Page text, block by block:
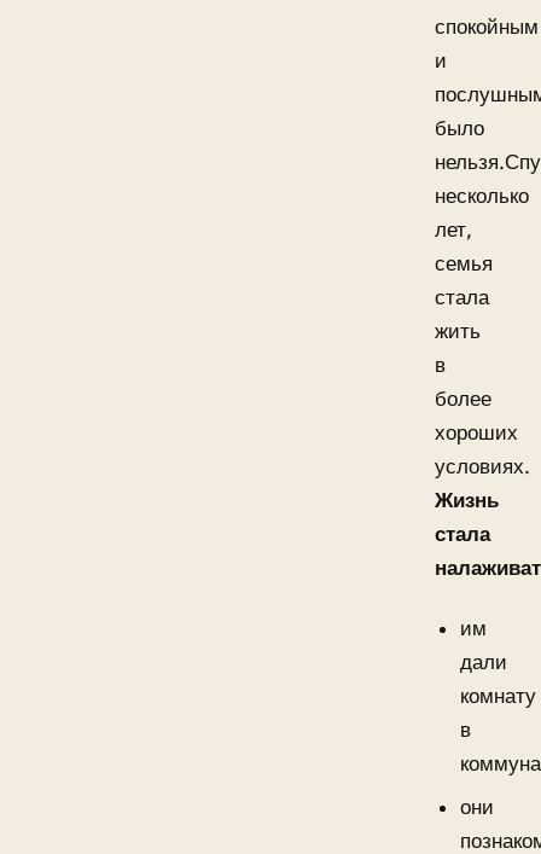
спокойным
и
было
несколько
лет,
семья
стала
жить
в
более
хороших
условиях.
Жизнь
стала
им
дали
комнату
в
они